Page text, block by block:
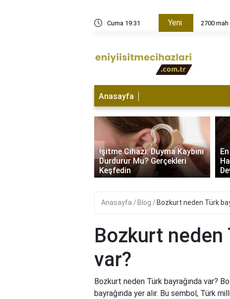
Cuma 19:31 Yeni 2700
Anasayfa
İşitme Cihazı: Duyma Kaybını
Durdurur Mu? Gerçekleri
Keşfedin
‹
Anasayfa Blog Bozkurt neden Türk
Bozkurt neden
var?
Bozkurt neden Türk bayrağında var?
bayrağında yer alır. Bu sembol, Türk